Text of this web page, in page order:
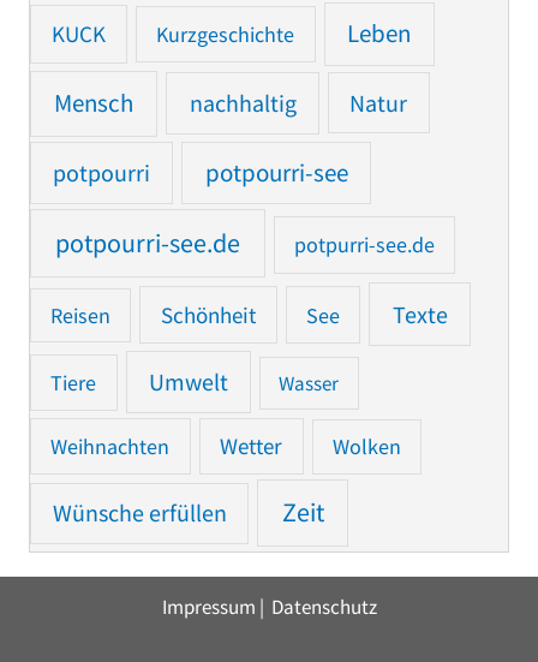
KUCK Kurzgeschichte Leben
Mensch nachhaltig Natur
potpourri potpourri-see
potpourri-see.de potpurri-see.de
Reisen Schönheit See Texte
Tiere Umwelt Wasser
Weihnachten Wetter Wolken
Wünsche erfüllen Zeit
Impressum | Datenschutz